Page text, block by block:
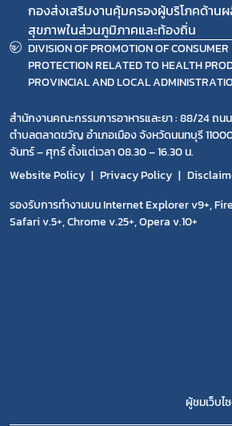
กองส่งเสริมงานคุ้มครองผู้บริโภคด้า
สุขภาพในส่วนภูมิภาคและท้องถิ่น
DIVISION OF PROMOTION OF CONSUMER
PROTECTION RELATED TO HEALTH
PROVINCIAL AND LOCAL
สำนักงานคณะกรรมการอาหารและยา : 88/24 ถน
ตำบลตลาดขวัญ อำเภอเมือง จังหวัดนนทบุรี
จันทร์ – ศุกร์ ตั้งแต่เวลา 08.30 – 16.30 น.
Website Policy
Privacy Policy
รองรับการทำงานบน Internet Explorer v9+,
Safari v.5+, Chrome v.25+, Opera v.10+
ผู้ชมเว็บไ